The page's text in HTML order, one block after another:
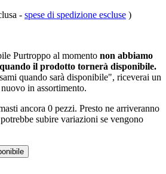
- spese di spedizione escluse )
Purtroppo al momento non abbiamo
il prodotto tornerà disponibile.
quando sarà disponibile", riceverai un
in assortimento.
ancora 0 pezzi. Presto ne arriveranno
subire variazioni se vengono